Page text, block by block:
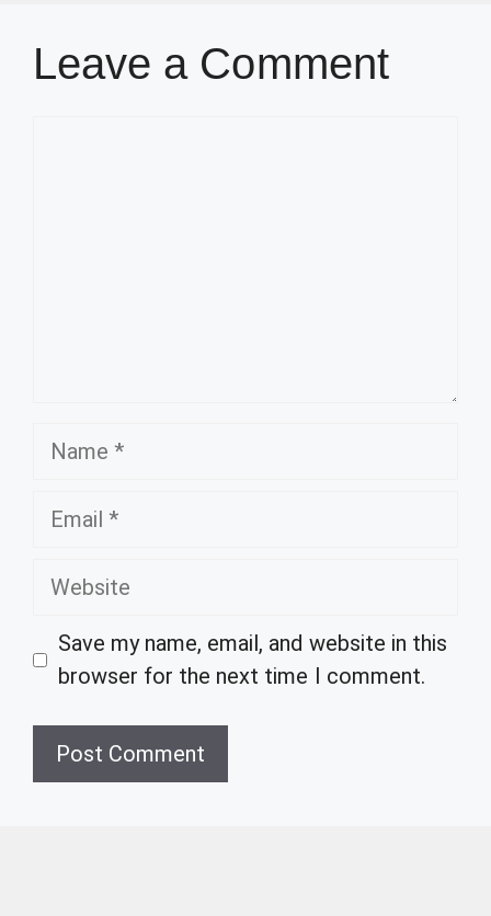
Leave a Comment
Name
Email
Website
Save my name, email, and website in this
browser for the next time I comment.